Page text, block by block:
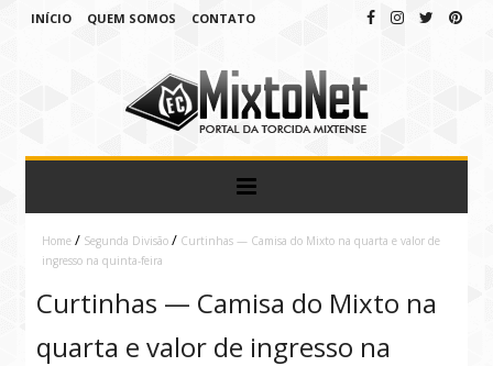
INÍCIO QUEM SOMOS CONTATO
Home / Segunda Divisão / Curtinhas — Camisa do Mixto na quarta e valor de
ingresso na quinta-feira
Curtinhas — Camisa do Mixto na
quarta e valor de ingresso na